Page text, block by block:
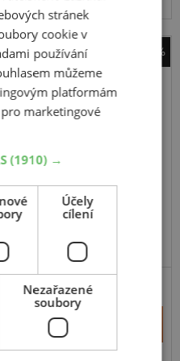
-19%
stříbrná 14"
+
–
stránek
cookie v
používání
můžeme
platformám
marketingové
(1910) →
Účely
cílení
Nezařazené
soubory